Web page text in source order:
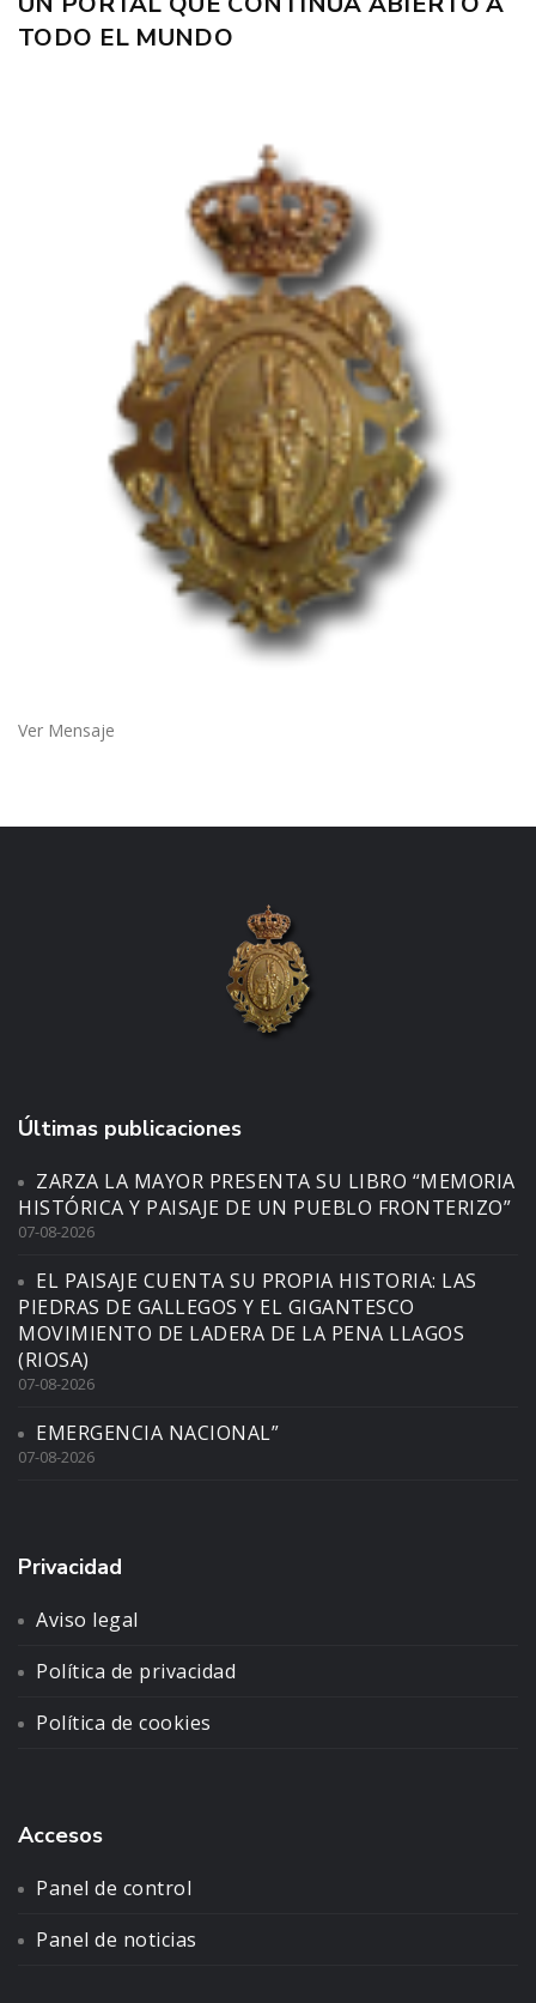
TODO EL MUNDO
Ver Mensaje
Últimas publicaciones
ZARZA LA MAYOR PRESENTA SU LIBRO “MEMORIA
HISTÓRICA Y PAISAJE DE UN PUEBLO FRONTERIZO”
07-08-2026
EL PAISAJE CUENTA SU PROPIA HISTORIA: LAS
PIEDRAS DE GALLEGOS Y EL GIGANTESCO
MOVIMIENTO DE LADERA DE LA PENA LLAGOS
(RIOSA)
07-08-2026
EMERGENCIA NACIONAL”
07-08-2026
Privacidad
Aviso legal
Política de privacidad
Política de cookies
Accesos
Panel de control
Panel de noticias